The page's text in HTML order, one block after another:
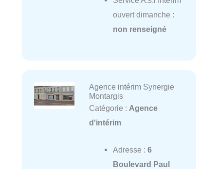
ouvert dimanche :
non renseigné
Agence intérim Synergie
Montargis
Catégorie : Agence
d'intérim
Adresse : 6
Boulevard Paul